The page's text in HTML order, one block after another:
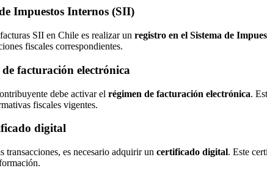
Impuestos Internos (SII)
SII en Chile es realizar un registro en el Sistema de
fiscales correspondientes.
facturación electrónica
debe activar el régimen de facturación electrónica.
fiscales vigentes.
digital
transacciones, es necesario adquirir un certificado digital. Este